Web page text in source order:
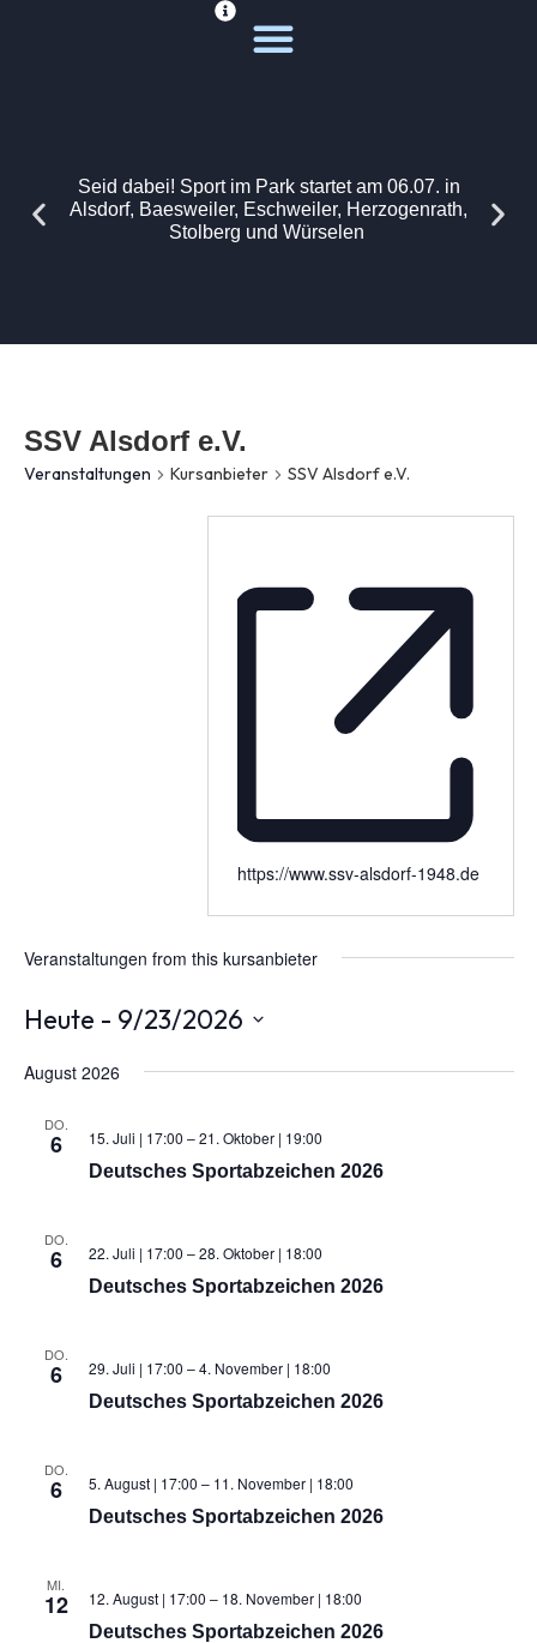
Seid dabei! Sport im Park startet am 06.07. in
Alsdorf, Baesweiler, Eschweiler, Herzogenrath,
Stolberg und Würselen
SSV Alsdorf e.V.
Veranstaltungen Kursanbieter SSV Alsdorf e.V.
https://www.ssv-alsdorf-1948.de
Veranstaltungen from this kursanbieter
Heute - 9/23/2026
wählen.
August 2026
DO.
6 15. Juli | 17:00 –21. Oktober | 19:00
Deutsches Sportabzeichen 2026
DO.
6 22. Juli | 17:00 –28. Oktober | 18:00
Deutsches Sportabzeichen 2026
DO.
6 29. Juli | 17:00 –4. November | 18:00
Deutsches Sportabzeichen 2026
DO.
6 5. August | 17:00 – 11. November | 18:00
Deutsches Sportabzeichen 2026
MI.
12 12. August | 17:00 – 18. November | 18:00
Deutsches Sportabzeichen 2026